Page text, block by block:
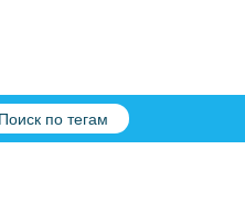
Поиск по тегам